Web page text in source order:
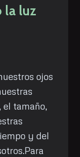
la luz
ojos
el tamaño,
y del